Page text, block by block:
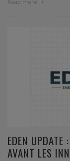
Read more
EDEN UPDATE
AVANT LES